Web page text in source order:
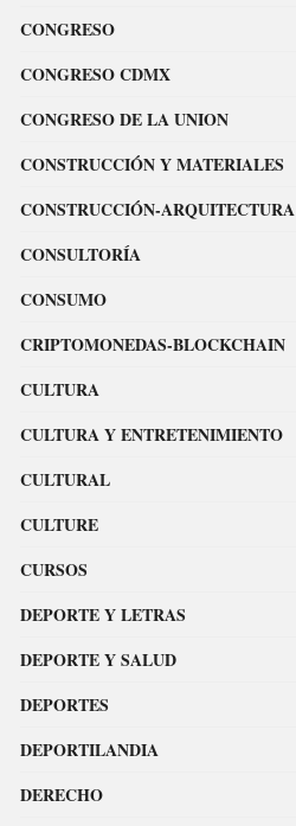
CONGRESO
CONGRESO CDMX
CONGRESO DE LA UNION
CONSTRUCCIÓN Y MATERIALES
CONSTRUCCIÓN-ARQUITECTURA
CONSULTORÍA
CONSUMO
CRIPTOMONEDAS-BLOCKCHAIN
CULTURA
CULTURA Y ENTRETENIMIENTO
CULTURAL
CULTURE
CURSOS
DEPORTE Y LETRAS
DEPORTE Y SALUD
DEPORTES
DEPORTILANDIA
DERECHO